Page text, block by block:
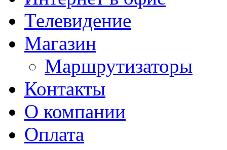
Телевидение
Магазин
Маршрутизаторы
Контакты
О компании
Оплата